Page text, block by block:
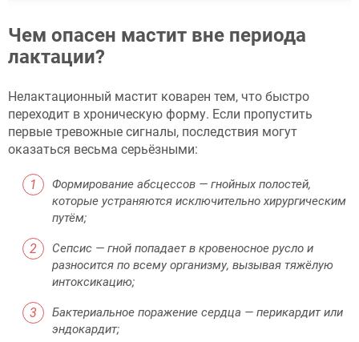
Чем опасен мастит вне периода
лактации?
Нелактационный мастит коварен тем, что быстро
переходит в хроническую форму. Если пропустить
первые тревожные сигналы, последствия могут
оказаться весьма серьёзными:
Формирование абсцессов — гнойных полостей,
которые устраняются исключительно хирургическим
путём;
Сепсис — гной попадает в кровеносное русло и
разносится по всему организму, вызывая тяжёлую
интоксикацию;
Бактериальное поражение сердца — перикардит или
эндокардит;